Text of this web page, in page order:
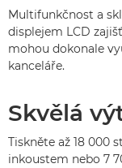
Multifunkčnost a
displejem LCD
mohou dokonale
kanceláře.
Skvělá
Tiskněte až 18 000
inkoustem nebo 7